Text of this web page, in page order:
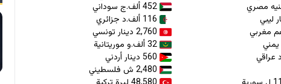
452 ألف.ج سوداني
32 ألف.و موريتانية